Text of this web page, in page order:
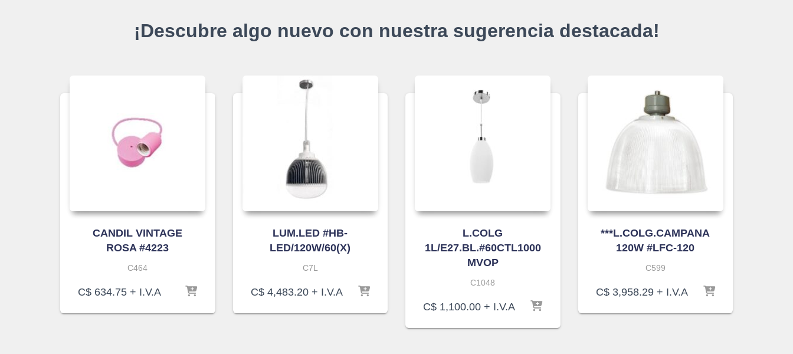
¡Descubre algo nuevo con nuestra sugerencia destacada!
CANDIL VINTAGE
ROSA #4223
C464
C$ 634.75 + I.V.A
LUM.LED #HB-
LED/120W/60(X)
C7L
C$4,483.20+ I.V.A
L.COLG
1L/E27.BL.#60CTL1000
MVOP
C1048
C$ 1,100.00 + I.V.A
***L.COLG.CAMPANA
120W #LFC-120
C599
C$3,958.29+ I.V.A